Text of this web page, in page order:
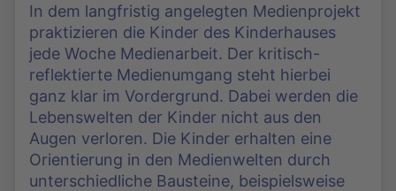
In dem langfristig angelegten Medienprojekt
praktizieren die Kinder des Kinderhauses
jede Woche Medienarbeit. Der kritisch-
reflektierte Medienumgang steht hierbei
ganz klar im Vordergrund. Dabei werden die
Lebenswelten der Kinder nicht aus den
Augen verloren. Die Kinder erhalten eine
Orientierung in den Medienwelten durch
unterschiedliche Bausteine, beispielsweise